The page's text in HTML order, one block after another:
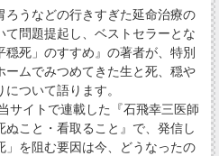
ろうなどの行きすぎた延命治療の
て問題提起し、ベストセラーとな
穏死」のすすめ』の著者が、特別
ームでみつめてきた生と死、穏や
について語ります。
サイトで連載した『石飛幸三医師
ぬこと・看取ること』で、発信し
」を阻む要因は今、どうなったの